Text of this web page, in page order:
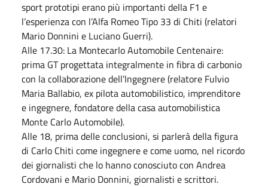
sport prototipi erano più importanti della F1 e
l’esperienza con l’Alfa Romeo Tipo 33 di Chiti (relatori
Mario Donnini e Luciano Guerri).
Alle 17.30: La Montecarlo Automobile Centenaire:
prima GT progettata integralmente in fibra di carbonio
con la collaborazione dell’Ingegnere (relatore Fulvio
Maria Ballabio, ex pilota automobilistico, imprenditore
e ingegnere, fondatore della casa automobilistica
Monte Carlo Automobile).
Alle 18, prima delle conclusioni, si parlerà della figura
di Carlo Chiti come ingegnere e come uomo, nel ricordo
dei giornalisti che lo hanno conosciuto con Andrea
Cordovani e Mario Donnini, giornalisti e scrittori.